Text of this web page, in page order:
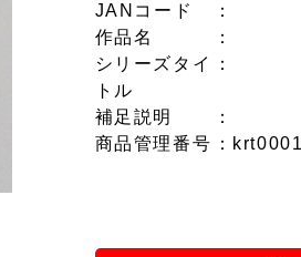
JANコード
：
作品名
：
シリーズタイ
トル
：
補足説明
：
商品管理番号 ：